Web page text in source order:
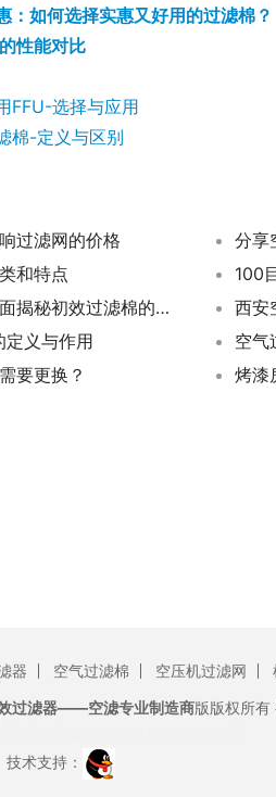
：如何选择实惠又好用的过滤棉？
性能对比
FFU-选择与应用
棉-定义与区别
过滤网的价格
分享
和特点
100
初效空气过滤棉多少钱？全面揭秘初效过滤棉的市场价格！
义与作用
空气
要更换？
器 空气过滤棉 空压机过滤网
过滤器——空滤专业制造商版版权所有
技术支持：